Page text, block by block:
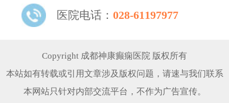
医院电话： 028-61197977
Copyright 成都神康癫痫医院 版权所有
本站如有转载或引用文章涉及版权问题，请速与我们联系
本网站只针对内部交流平台，不作为广告宣传。